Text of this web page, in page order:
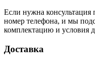
Если нужна консультация
номер телефона, и мы
комплектацию и условия
Доставка